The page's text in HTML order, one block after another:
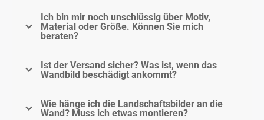
Ich bin mir noch unschlüssig über Motiv,
Material oder Größe. Können Sie mich
beraten?
Ist der Versand sicher? Was ist, wenn das
Wandbild beschädigt ankommt?
Wie hänge ich die Landschaftsbilder an die
Wand? Muss ich etwas montieren?